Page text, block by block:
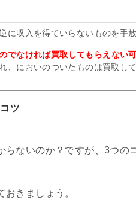
に収入を得ていらないものを手
でなければ買取してもらえない
、においのついたものは買取し
ツ
ないのか？ですが、3つの
おきましょう。